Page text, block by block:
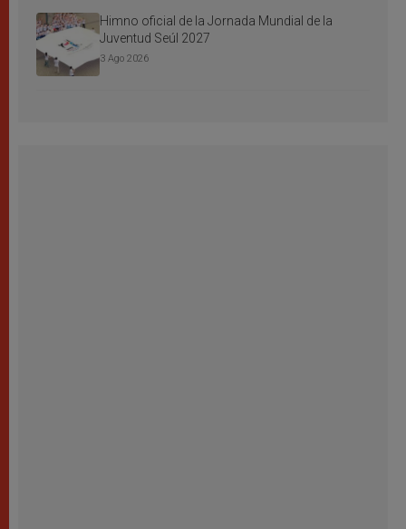
Himno oficial de la Jornada Mundial de la
Juventud Seúl 2027
3 Ago 2026